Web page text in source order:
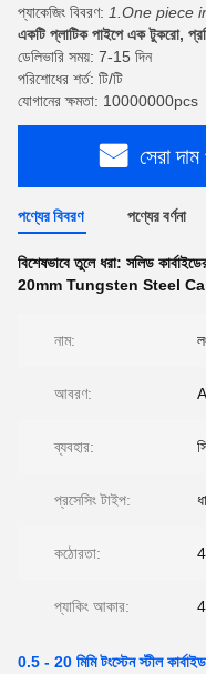
প্যাকেজিং বিবরণ: 1.One piece
একটি প্লাটিক পাইপে এক টুকরো,
ডেলিভারি সময়: 7-15 দিন
পরিশোধের শর্ত: টি/টি
যোগানের ক্ষমতা: 10000000pcs
সেরা দাম
পণ্যের বিবরণ পণ্যের বর্ণনা
বিশেষভাবে তুলে ধরা: সলিড
20mm Tungsten Steel
নাম:
আবরণ:
ব্যবহার:
প্রসেসিং টাইপ:
কঠোরতা:
প্যাকিং আকার:
0.5 - 20 মিমি টংস্টেন স্টীল